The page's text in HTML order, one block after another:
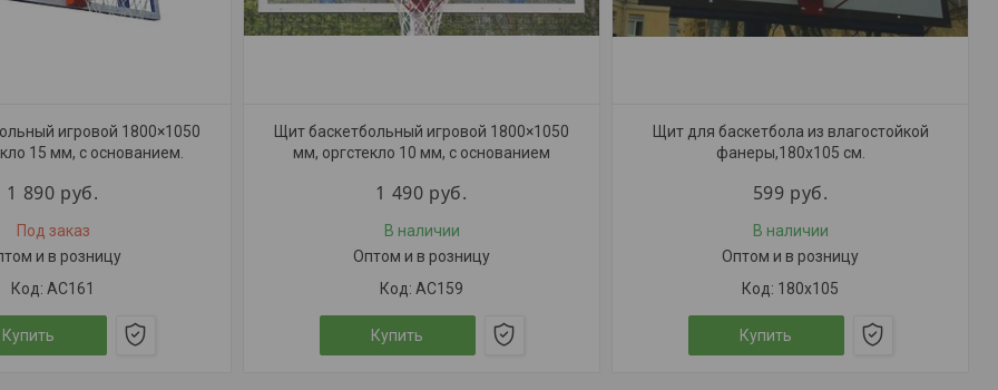
игровой 1800×1050
15 мм, с основанием.
1 890 руб.
Под заказ
и в розницу
АС161
Купить
Щит баскетбольный игровой 1800×1050
мм, оргстекло 10 мм, с основанием
1 490 руб.
В наличии
Оптом и в розницу
АС159
Купить
Щит для баскетбола из влагостойкой
фанеры,180х105 см.
599 руб.
В наличии
Оптом и в розницу
180х105
Купить